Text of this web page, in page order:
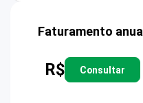
Faturamento anual
R$ Consultar